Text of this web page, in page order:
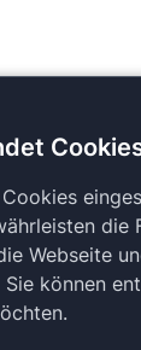
die
Webseite
können